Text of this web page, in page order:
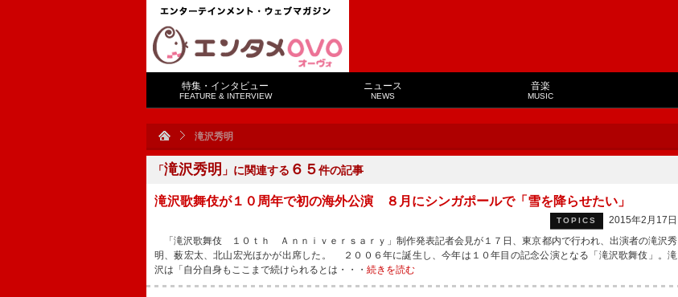
特集・インタビュー
FEATURE & INTERVIEW
ニュース
NEWS
音楽
MUSIC
滝沢秀明
「滝沢秀明 」に関連する ６５件の記事
滝沢歌舞伎が１０周年で初の海外公演 ８月にシンガポールで「雪を降らせたい」
TOPICS
2015年2月17日
「滝沢歌舞伎 １０ｔｈ Ａｎｎｉｖｅｒｓａｒｙ」制作発表記者会見が１７日、東京都内で行われ、出演者の滝沢秀
明、薮宏太、北山宏光ほかが出席した。 ２００６年に誕生し、今年は１０年目の記念公演となる「滝沢歌舞伎」。滝
沢は「自分自身もここまで続けられるとは・・・ 続きを読む